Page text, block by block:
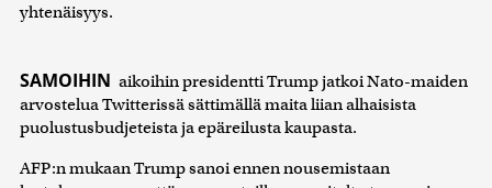
yhtenäisyys.
SAMOIHIN aikoihin presidentti Trump jatkoi Nato-maiden
arvostelua Twitterissä sättimällä maita liian alhaisista
puolustusbudjeteista ja epäreilusta kaupasta.
AFP:n mukaan Trump sanoi ennen nousemistaan